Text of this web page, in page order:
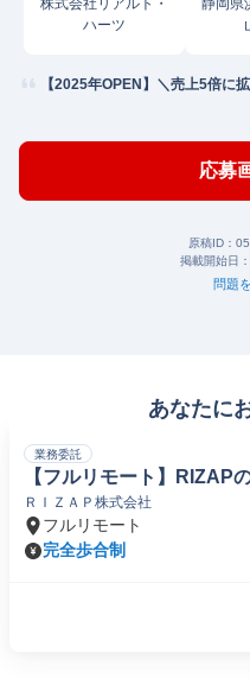
株式会社リアルト・
ハーツ
静岡県
【2025年OPEN】＼売上5倍に
応募
原稿ID：
掲載開始日：
問題
あなたに
業務委託
【フルリモート】RIZAP
ＲＩＺＡＰ株式会社
フルリモート
完全歩合制